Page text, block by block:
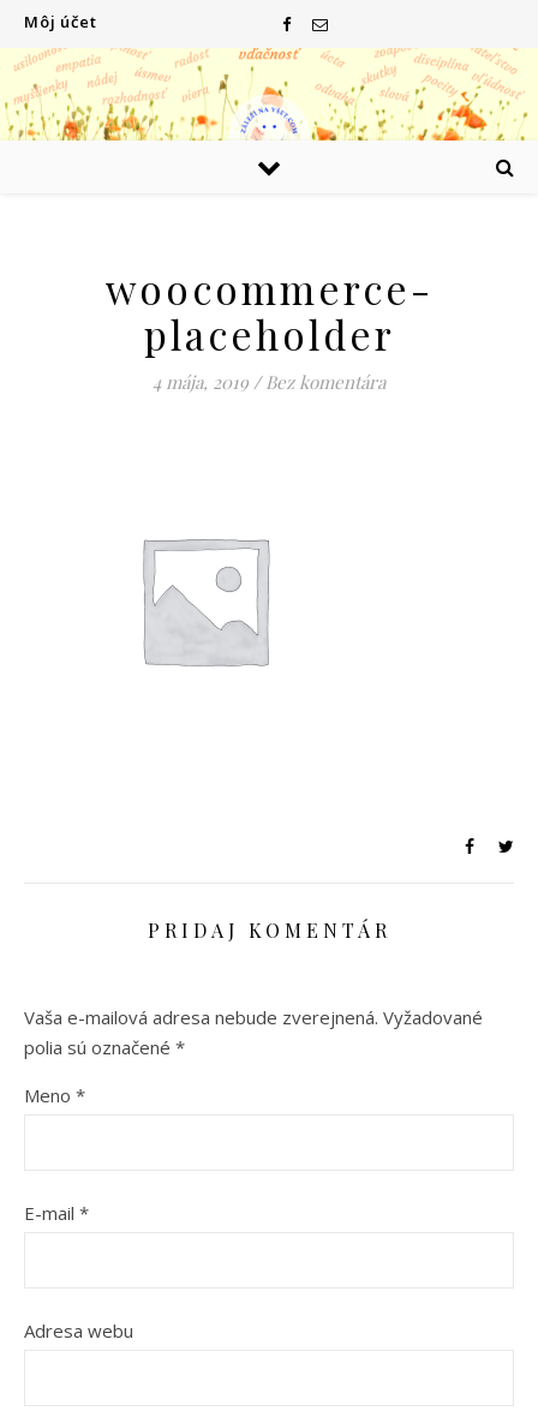
Môj účet
woocommerce-
placeholder
4 mája, 2019 / Bez komentára
PRIDAJ KOMENTÁR
Vaša e-mailová adresa nebude zverejnená. Vyžadované
polia sú označené *
Meno *
E-mail *
Adresa webu